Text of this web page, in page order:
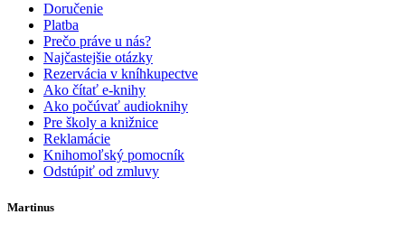
Doručenie
Platba
Prečo práve u nás?
Najčastejšie otázky
Rezervácia v kníhkupectve
Ako čítať e-knihy
Ako počúvať audioknihy
Pre školy a knižnice
Reklamácie
Knihomoľský pomocník
Odstúpiť od zmluvy
Martinus